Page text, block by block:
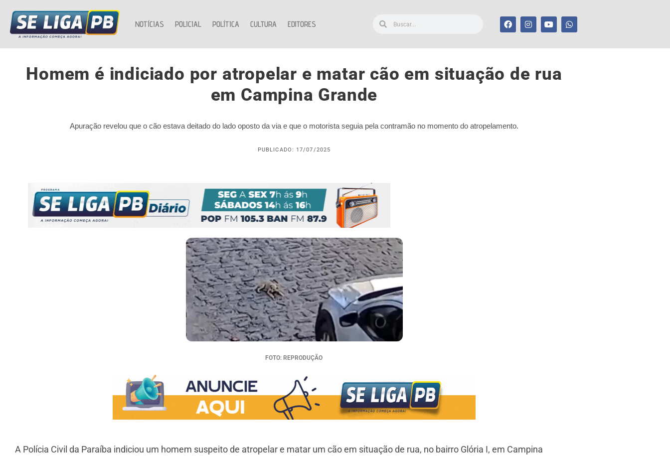
NOTÍCIAS POLICIAL POLÍTICA CULTURA EDITORES
Homem é indiciado por atropelar e matar cão em situação de rua
em Campina Grande
Apuração revelou que o cão estava deitado do lado oposto da via e que o motorista seguia pela contramão no momento do atropelamento.
PUBLICADO: 17/07/2025
FOTO: REPRODUÇÃO
A Polícia Civil da Paraíba indiciou um homem suspeito de atropelar e matar um cão em situação de rua, no bairro Glória I, em Campina